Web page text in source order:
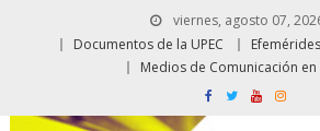
viernes, agosto 07,
Documentos de la UPEC
Medios de Comunicación en